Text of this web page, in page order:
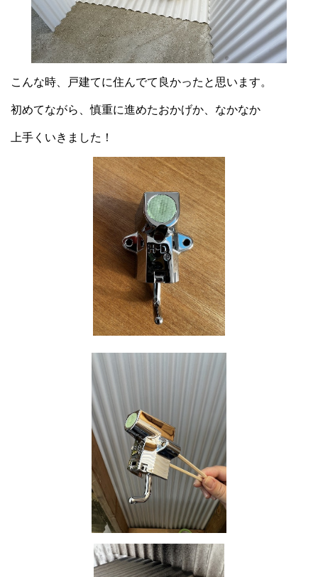
こんな時、戸建てに住んでて良かったと思います。
初めてながら、慎重に進めたおかげか、なかなか
上手くいきました！